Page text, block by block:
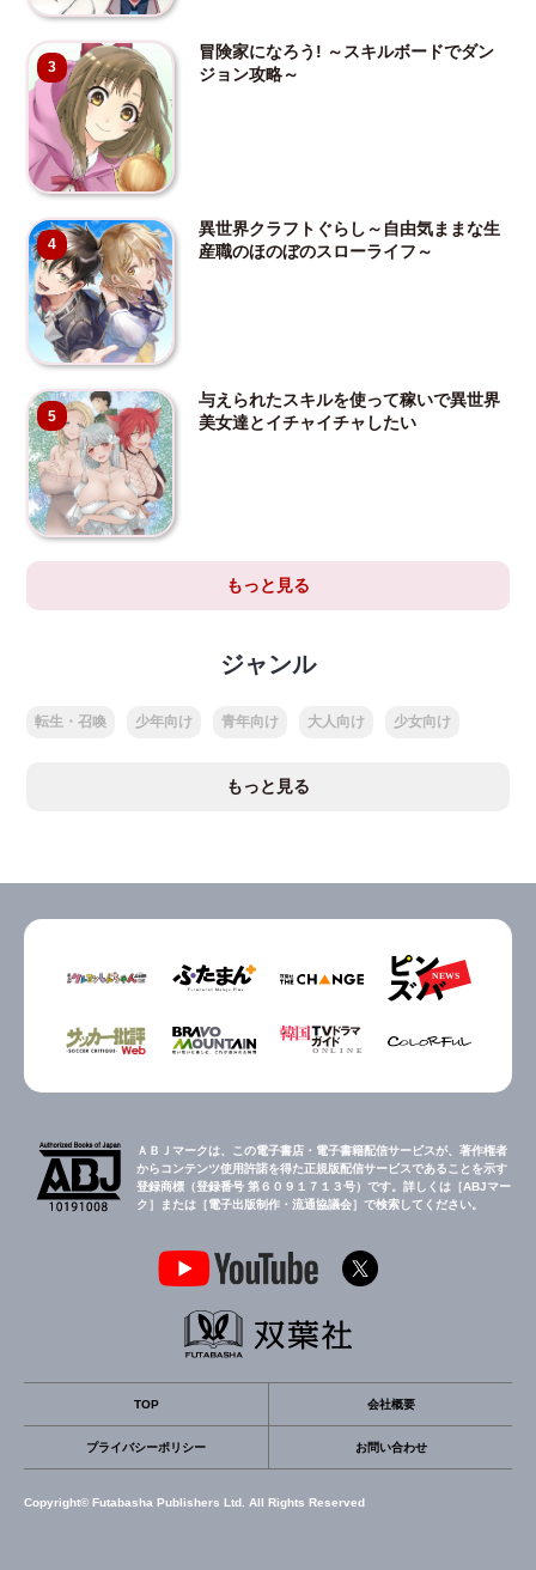
3
冒険家になろう! ～スキルボードでダン
ジョン攻略～
4
異世界クラフトぐらし～自由気ままな生
産職のほのぼのスローライフ～
5
与えられたスキルを使って稼いで異世界
美女達とイチャイチャしたい
もっと見る
ジャンル
転生・召喚 少年向け 青年向け 大人向け 少女向け
もっと見る
ＡＢＪマークは、この電子書店・電子書籍配信サービスが、著作権者
からコンテンツ使用許諾を得た正規版配信サービスであることを示す
登録商標（登録番号 第６０９１７１３号）です。詳しくは［ABJマー
ク］または［電子出版制作・流通協議会］で検索してください。
TOP 会社概要
プライバシーポリシー お問い合わせ
Copyright© Futabasha Publishers Ltd. All Rights Reserved